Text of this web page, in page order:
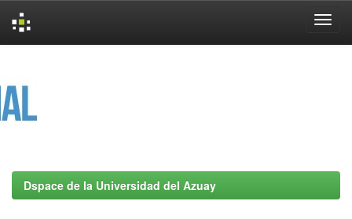
Dspace de la Universidad del Azuay